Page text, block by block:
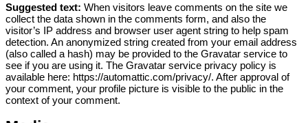
Suggested text: When visitors leave comments on the site we
collect the data shown in the comments form, and also the
visitor’s IP address and browser user agent string to help spam
detection. An anonymized string created from your email address
(also called a hash) may be provided to the Gravatar service to
see if you are using it. The Gravatar service privacy policy is
available here: https://automattic.com/privacy/. After approval of
your comment, your profile picture is visible to the public in the
context of your comment.